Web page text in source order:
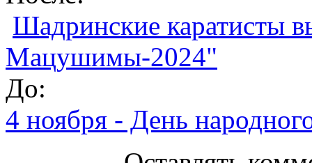
Шадринские каратисты
Мацушимы-2024"
До:
4 ноября - День